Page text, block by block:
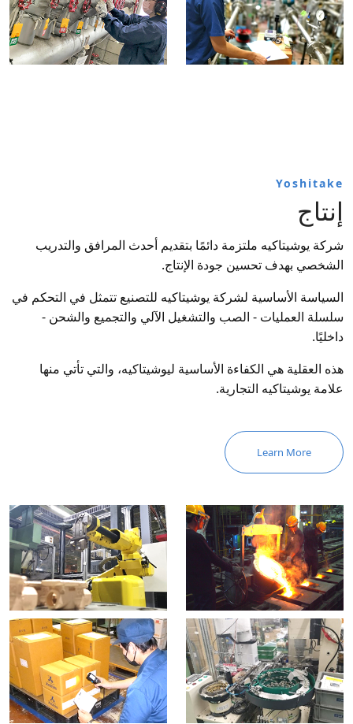
Yoshitake
إنتاج
شركة يوشيتاكيه ملتزمة دائمًا بتقديم أحدث المرافق والتدريب
الشخصي بهدف تحسين جودة الإنتاج.
السياسة الأساسية لشركة يوشيتاكيه للتصنيع تتمثل في التحكم في
سلسلة العمليات - الصب والتشغيل الآلي والتجميع والشحن -
داخليًا.
هذه العقلية هي الكفاءة الأساسية ليوشيتاكيه، والتي تأتي منها
علامة يوشيتاكيه التجارية.
Learn More